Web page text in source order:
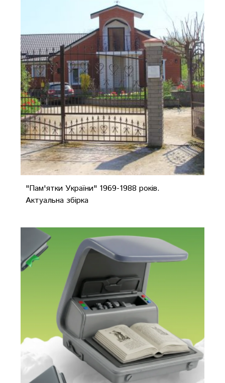
"Пам'ятки України" 1969-1988 років.
Актуальна збірка